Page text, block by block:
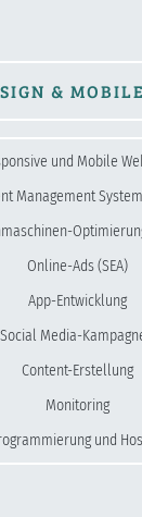
&
und Mobile
Management
Online-Ads (SEA)
App-Entwicklung
Social Media-
Content-Erstellung
Monitoring
und